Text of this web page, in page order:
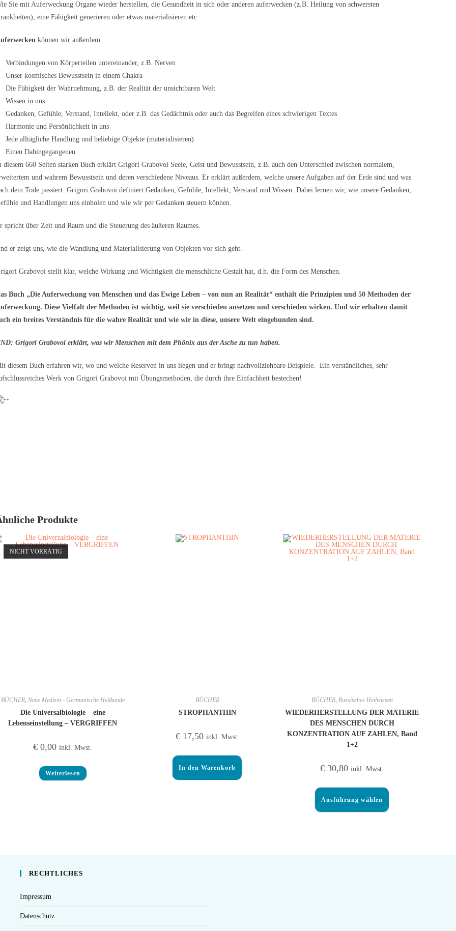
Sie mit Auferweckung Organe wieder herstellen, die Gesundheit in sich oder anderen auferwecken (z.B. Heilung von schwersten
eine Fähigkeit generieren oder etwas materialisieren etc.
können wir außerdem:
Verbindungen von Körperteilen untereinander, z.B. Nerven
Unser kosmisches Bewusstsein in einem Chakra
Die Fähigkeit der Wahrnehmung, z.B. der Realität der unsichtbaren Welt
Wissen in uns
Gedanken, Gefühle, Verstand, Intellekt, oder z.B. das Gedächtnis oder auch das Begreifen eines schwierigen Textes
Harmonie und Persönlichkeit in uns
Jede alltägliche Handlung und beliebige Objekte (materialisieren)
Einen Dahingegangenen
diesem 660 Seiten starken Buch erklärt Grigori Grabovoi Seele, Geist und Bewusstsein, z.B. auch den Unterschied zwischen normalem,
und wahrem Bewusstsein und deren verschiedene Niveaus. Er erklärt außerdem, welche unsere Aufgaben auf der Erde sind und was
dem Tode passiert. Grigori Grabovoi definiert Gedanken, Gefühle, Intellekt, Verstand und Wissen. Dabei lernen wir, wie unsere Gedanken,
und Handlungen uns einholen und wie wir per Gedanken steuern können.
spricht über Zeit und Raum und die Steuerung des äußeren Raumes.
er zeigt uns, wie die Wandlung und Materialisierung von Objekten vor sich geht.
Grabovoi stellt klar, welche Wirkung und Wichtigkeit die menschliche Gestalt hat, d.h. die Form des Menschen.
Buch „Die Auferweckung von Menschen und das Ewige Leben – von nun an Realität“ enthält die Prinzipien und 50 Methoden der
Diese Vielfalt der Methoden ist wichtig, weil sie verschieden ansetzen und verschieden wirken. Und wir erhalten damit
ein breites Verständnis für die wahre Realität und wie wir in diese, unsere Welt eingebunden sind.
Grigori Grabovoi erklärt, was wir Menschen mit dem Phönix aus der Asche zu tun haben.
diesem Buch erfahren wir, wo und welche Reserven in uns liegen und er bringt nachvollziehbare Beispiele. Ein verständliches, sehr
Werk von Grigori Grabovoi mit Übungsmethoden, die durch ihre Einfachheit bestechen!
Produkte
NICHT VORRÄTIG
BÜCHER, Neue Medizin - Germanische Heilkunde
Die Universalbiologie – eine
Lebenseinstellung – VERGRIFFEN
€ 0,00 inkl. Mwst.
Weiterlesen
BÜCHER
STROPHANTHIN
€17,50 inkl. Mwst.
In den Warenkorb
BÜCHER, Russisches Heilwissen
WIEDERHERSTELLUNG DER MATERIE
DES MENSCHEN DURCH
KONZENTRATION AUF ZAHLEN, Band
1+2
€ 30,80 inkl. Mwst.
Ausführung wählen
RECHTLICHES
Impressum
Datenschutz